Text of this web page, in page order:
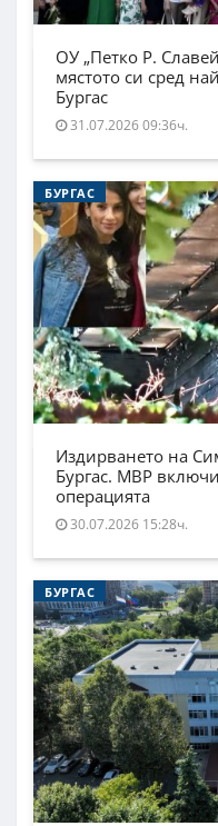
ОУ „Петко Р.
мястото си сред
Бургас
31.07.2026 09:36ч.
БУРГАС
Издирването на
Бургас. МВР
операцията
30.07.2026 15:28ч.
БУРГАС